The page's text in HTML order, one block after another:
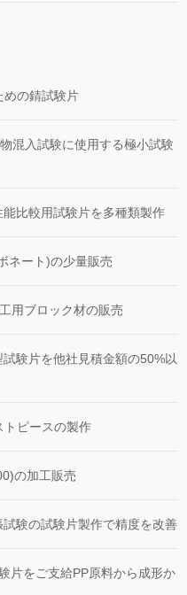
めの錆試験片
混入試験に使用する極小試験
比較用試験片を多種類製作
ネート)の少量販売
用ブロック材の販売
験片を他社見積金額の50%以
トピースの製作
の加工販売
験の試験片製作で精度を改善
片をご支給PP原料から成形か